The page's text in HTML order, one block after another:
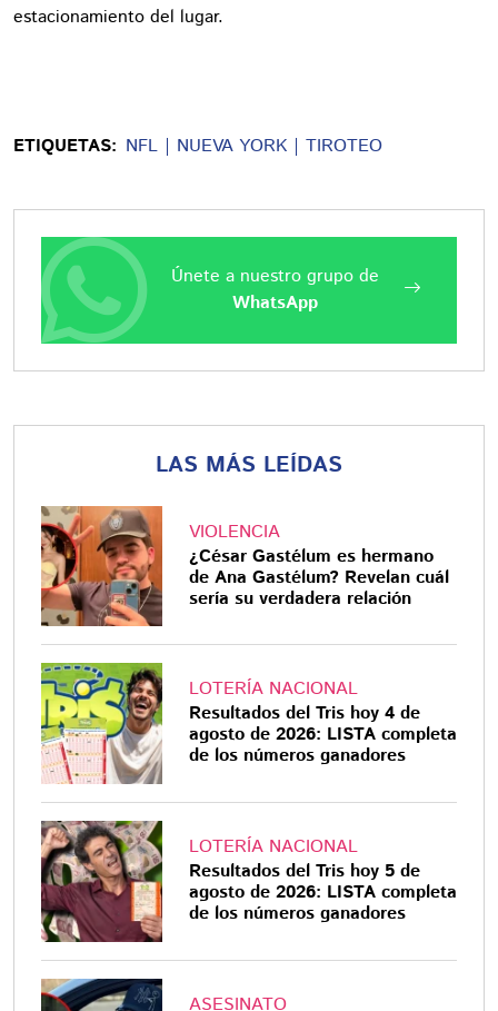
estacionamiento del lugar.
ETIQUETAS: NFL NUEVA YORK TIROTEO
Únete a nuestro grupo de
WhatsApp
LAS MÁS LEÍDAS
VIOLENCIA
¿César Gastélum es hermano
de Ana Gastélum? Revelan cuál
sería su verdadera relación
LOTERÍA NACIONAL
Resultados del Tris hoy 4 de
agosto de 2026: LISTA completa
de los números ganadores
LOTERÍA NACIONAL
Resultados del Tris hoy 5 de
agosto de 2026: LISTA completa
de los números ganadores
ASESINATO